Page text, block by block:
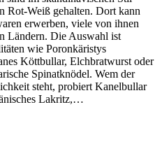
Rot-Weiß gehalten. Dort kann
erwerben, viele von ihnen
Ländern. Die Auswahl ist
wie Poronkäristys
Köttbullar, Elchbratwurst oder
Spinatknödel. Wem der
steht, probiert Kanelbullar
Lakritz,…